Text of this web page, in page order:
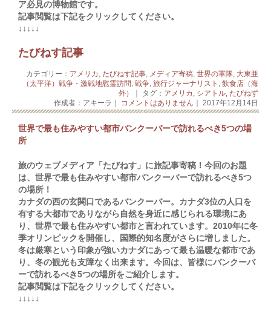
ア必見の博物館です。
記事閲覧は下記をクリックしてください。
↓↓↓↓↓
たびねす記事
カテゴリー： アメリカ , たびねす記事, メディア寄稿, 世界の軍隊, 大東亜
（太平洋）戦争・激戦地慰霊訪問, 戦争, 旅行ジャーナリスト , 飲食店（海
外）
｜ タグ： アメリカ , シアトル, たびねず
作成者：アキーラ｜ コメントはありません ｜ 2017年12月14日
世界で最も住みやすい都市バンクーバーで訪れるべき5つの場
所
旅のウェブメディア「たびねす」に旅記事寄稿！今回のお題
は、世界で最も住みやすい都市バンクーバーで訪れるべき5つ
の場所！
カナダの西の玄関口であるバンクーバー。カナダ3位の人口を
有する大都市でありながら自然を身近に感じられる環境にあ
り、世界で最も住みやすい都市と言われています。2010年に冬
季オリンピックを開催し、国際的知名度がさらに増しました。
冬は厳寒という印象が強いカナダにあって最も温暖な都市であ
り、冬の観光も支障なく出来ます。今回は、皆様にバンクーバ
ーで訪れるべき5つの場所をご紹介します。
記事閲覧は下記をクリックしてください。
↓↓↓↓↓